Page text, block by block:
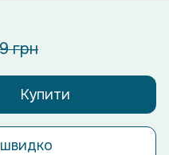
грн
Купити